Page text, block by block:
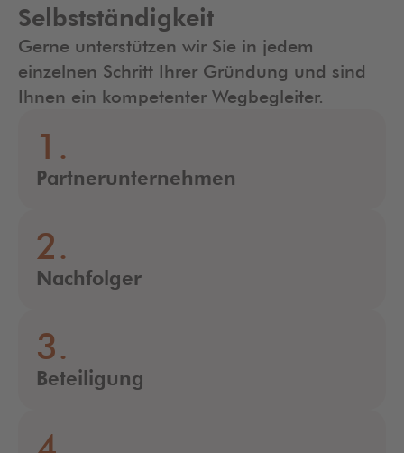
Selbstständigkeit
Gerne unterstützen wir Sie in jedem
einzelnen Schritt Ihrer Gründung und sind
Ihnen ein kompetenter Wegbegleiter.
1.
Partnerunternehmen
2.
Nachfolger
3.
Beteiligung